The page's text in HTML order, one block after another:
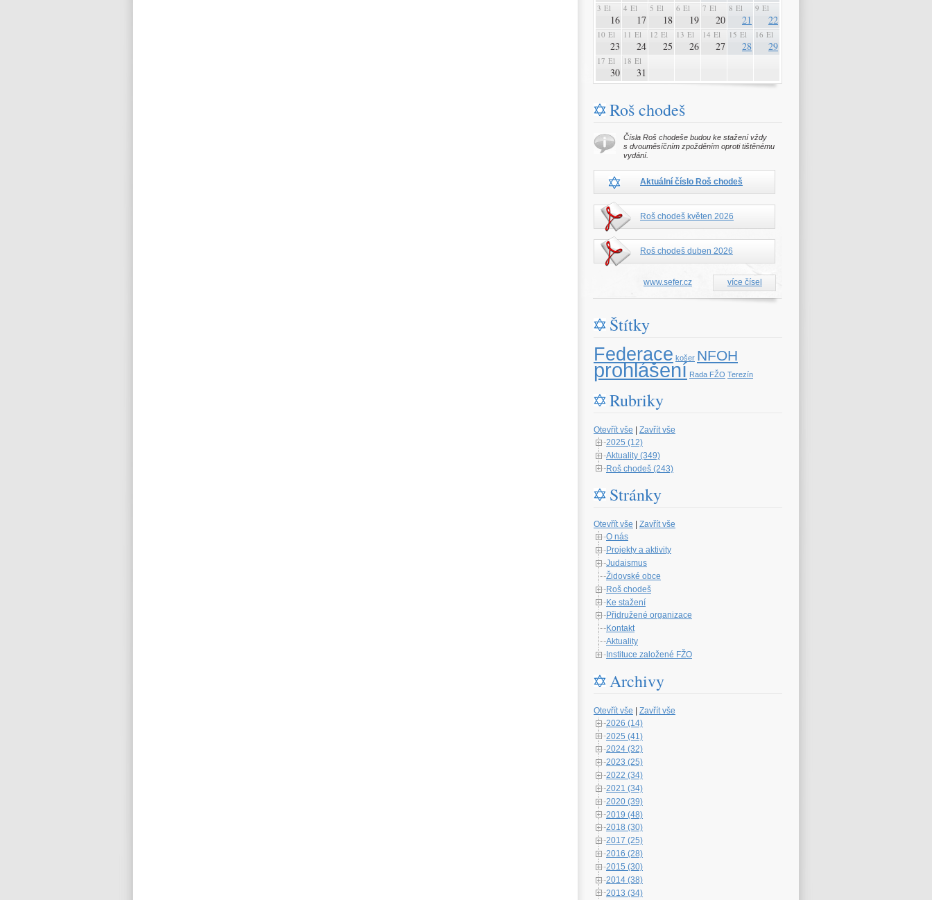
3 El
16
4 El
17
5 El
18
6 El
19
7 El
20
8 El
21
9 El
22
10 El
23
11 El
24
12 El
25
13 El
26
14 El
27
15 El
28
16 El
29
17 El
30
18 El
31
Roš chodeš
Čísla Roš chodeše budou ke stažení vždy
s dvouměsíčním zpožděním oproti tištěnému
vydání.
Aktuální číslo Roš chodeš
Roš chodeš květen 2026
Roš chodeš duben 2026
www.sefer.cz více čísel
Štítky
Federace košer NFOH
prohlášení Rada FŽO Terezín
Rubriky
Otevřít vše
Zavřít vše
2025 (12)
Aktuality (349)
Roš chodeš (243)
Stránky
Otevřít vše
Zavřít vše
O nás
Projekty a aktivity
Judaismus
Židovské obce
Roš chodeš
Ke stažení
Přidružené organizace
Kontakt
Aktuality
Instituce založené FŽO
Archivy
Otevřít vše | Zavřít vše
2026 (14)
2025 (41)
2024 (32)
2023 (25)
2022 (34)
2021 (34)
2020 (39)
2019 (48)
2018 (30)
2017 (25)
2016 (28)
2015 (30)
2014 (38)
2013 (34)